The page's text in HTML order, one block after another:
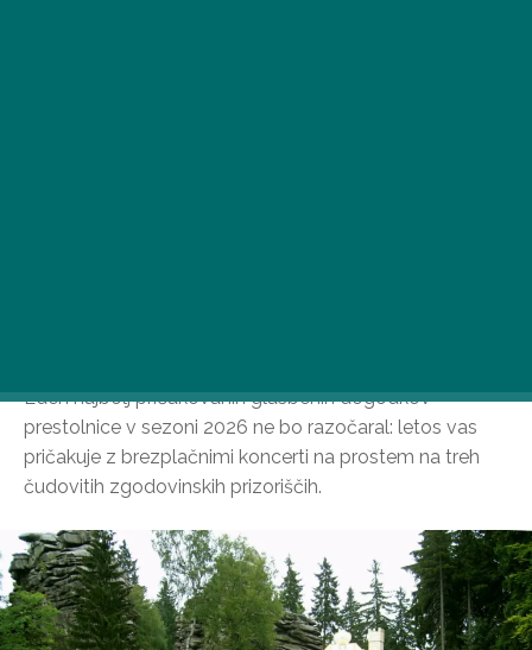
Eden najbolj pričakovanih glasbenih dogodkov
prestolnice v sezoni 2026 ne bo razočaral: letos vas
pričakuje z brezplačnimi koncerti na prostem na treh
čudovitih zgodovinskih prizoriščih.